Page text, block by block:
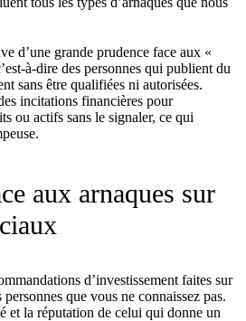
d’une grande prudence face aux «
à-dire des personnes qui publient du
sans être qualifiées ni autorisées.
incitations financières pour
ou actifs sans le signaler, ce qui
aux arnaques sur
d’investissement faites sur
que vous ne connaissez pas.
et la réputation de celui qui donne un